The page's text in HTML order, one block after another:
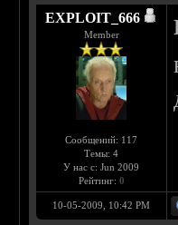
EXPLOIT_666
Member
Сообщений: 117
Темы: 4
У нас с: Jun 2009
Рейтинг: 0
10-05-2009, 10:42 PM